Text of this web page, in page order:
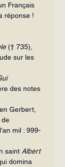
Français
réponse !
(† 735),
sur les
des notes
Gerbert,
de
mil : 999-
saint Albert
domina